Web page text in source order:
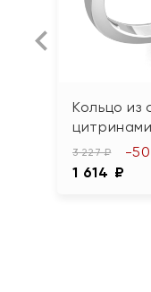
Кольцо из
3 227 ₽
1 614 ₽
-